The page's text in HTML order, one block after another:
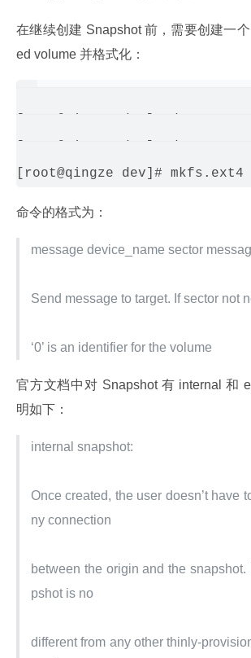
在继续创建 Snapshot 前，需要创建一
ed volume 并格式化：
命令的格式为：
message device_name sector
Send message to target. If sector not
‘0’ is an identifier for the volume
官方文档中对 Snapshot 有 internal 和
明如下：
internal snapshot:
Once created, the user doesn’t have
ny connection
between the origin and the snapshot.
pshot is no
different from any other thinly-